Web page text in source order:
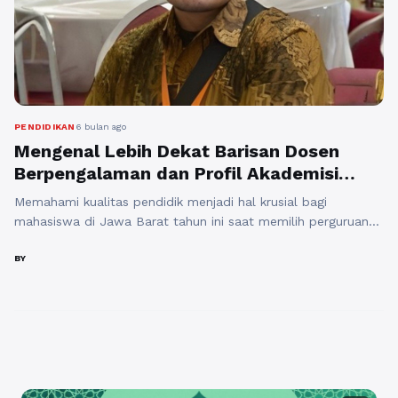
PENDIDIKAN 6 bulan ago
Mengenal Lebih Dekat Barisan Dosen
Berpengalaman dan Profil Akademisi
Berprestasi di Al Ma’soem
Memahami kualitas pendidik menjadi hal krusial bagi
mahasiswa di Jawa Barat tahun ini saat memilih perguruan
menunjang kesuksesan karir masa depan Anda secara
BY